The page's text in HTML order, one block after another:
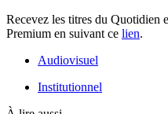
Recevez les titres du Quotidien
Premium en suivant ce lien.
Audiovisuel
Institutionnel